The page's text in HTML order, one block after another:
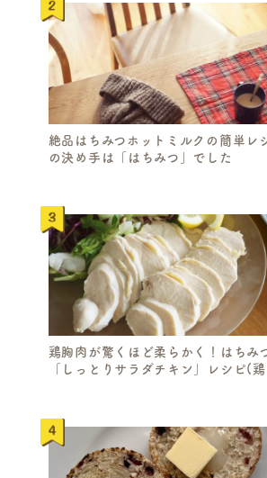
絶品はちみつホットミルクの簡単レ
の決め手は「はちみつ」でした
鶏胸肉が驚くほど柔らかく！はちみ
「しっとりサラダチキン」レシピ(